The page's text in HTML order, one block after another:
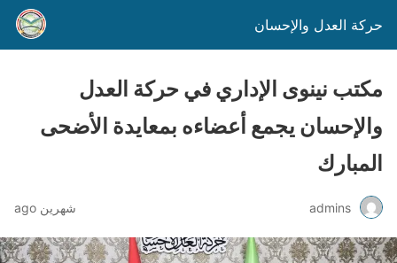
حركة العدل والإحسان
مكتب نينوى الإداري في حركة العدل
والإحسان يجمع أعضاءه بمعايدة الأضحى
المبارك
admins شهرين ago